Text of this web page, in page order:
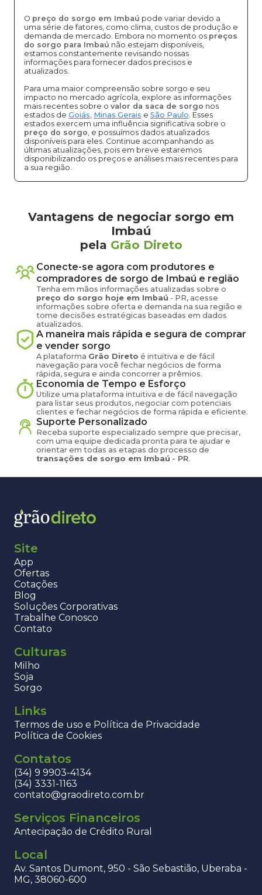
O preço do sorgo em Imbaú pode variar devido a
uma série de fatores, como clima, custos de produção e
demanda de mercado. Embora no momento os preços
do sorgo para Imbaú não estejam disponíveis,
estamos constantemente revisando nossas
informações para fornecer dados precisos e
atualizados.
Para uma maior compreensão sobre sorgo e seu
impacto no mercado agrícola, explore as informações
mais recentes sobre o valor da saca de sorgo nos
estados de Goiás, Minas Gerais e São Paulo. Esses
estados exercem uma influência significativa sobre o
preço do sorgo, e possuímos dados atualizados
disponíveis para eles. Continue acompanhando as
últimas atualizações, pois em breve estaremos
disponibilizando os preços e análises mais recentes para
a sua região.
Vantagens de negociar sorgo em
Imbaú
pela Grão Direto
Conecte-se agora com produtores e
compradores de sorgo de Imbaú e região
Tenha em mãos informações atualizadas sobre o
preço do sorgo hoje em Imbaú - PR, acesse
informações sobre oferta e demanda na sua região e
tome decisões estratégicas baseadas em dados
atualizados.
A maneira mais rápida e segura de comprar
e vender sorgo
A plataforma Grão Direto é intuitiva e de fácil
navegação para você fechar negócios de forma
rápida, segura e ainda concorrer a prêmios.
Economia de Tempo e Esforço
Utilize uma plataforma intuitiva e de fácil navegação
para listar seus produtos, negociar com potenciais
clientes e fechar negócios de forma rápida e eficiente.
Suporte Personalizado
Receba suporte especializado sempre que precisar,
com uma equipe dedicada pronta para te ajudar e
orientar em todas as etapas do processo de
transações de sorgo em Imbaú - PR.
Site
App
Ofertas
Cotações
Blog
Soluções Corporativas
Trabalhe Conosco
Contato
Culturas
Milho
Soja
Sorgo
Links
Termos de uso e Política de Privacidade
Política de Cookies
Contatos
(34) 9 9903-4134
(34) 3331-1163
contato@graodireto.com.br
Serviços Financeiros
Antecipação de Crédito Rural
Local
Av. Santos Dumont, 950 - São Sebastião, Uberaba -
MG, 38060-600